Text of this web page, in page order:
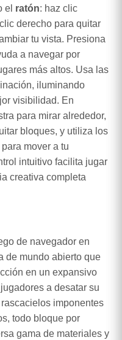
el ratón: haz clic
derecho para quitar
tu vista. Presiona
a navegar por
más altos. Usa las
iluminando
visibilidad. En
para mirar alrededor,
bloques, y utiliza los
mover a tu
intuitivo facilita jugar
creativa completa
de navegador en
de mundo abierto que
en un expansivo
a desatar su
imponentes
todo bloque por
gama de materiales y